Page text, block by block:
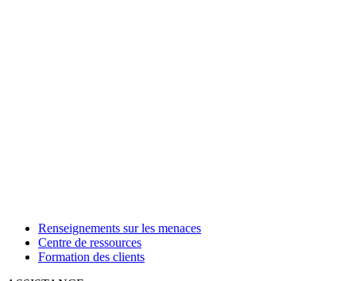
Renseignements sur les menaces
Centre de ressources
Formation des clients